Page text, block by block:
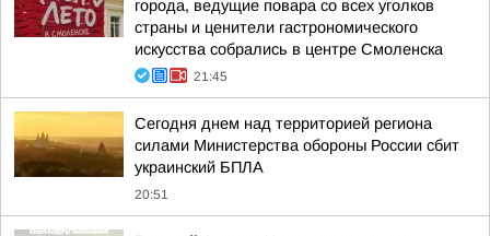
города, ведущие повара со всех уголков
страны и ценители гастрономического
искусства собрались в центре Смоленска
21:45
Сегодня днем над территорией региона
силами Министерства обороны России сбит
украинский БПЛА
20:51